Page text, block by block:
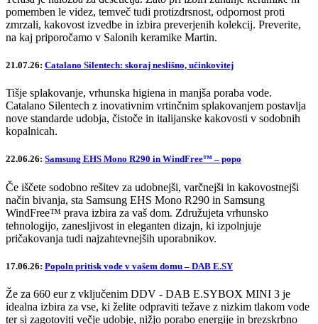
pomemben le videz, temveč tudi protizdrsnost, odpornost proti
zmrzali, kakovost izvedbe in izbira preverjenih kolekcij. Preverite,
na kaj priporočamo v Salonih keramike Martin.
21.07.26: Catalano Silentech: skoraj neslišno, učinkovitej
Tišje splakovanje, vrhunska higiena in manjša poraba vode.
Catalano Silentech z inovativnim vrtinčnim splakovanjem postavlja
nove standarde udobja, čistoče in italijanske kakovosti v sodobnih
kopalnicah.
22.06.26: Samsung EHS Mono R290 in WindFree™ – popo
Če iščete sodobno rešitev za udobnejši, varčnejši in kakovostnejši
način bivanja, sta Samsung EHS Mono R290 in Samsung
WindFree™ prava izbira za vaš dom. Združujeta vrhunsko
tehnologijo, zanesljivost in eleganten dizajn, ki izpolnjuje
pričakovanja tudi najzahtevnejših uporabnikov.
17.06.26: Popoln pritisk vode v vašem domu – DAB E.SY
Že za 660 eur z vključenim DDV - DAB E.SYBOX MINI 3 je
idealna izbira za vse, ki želite odpraviti težave z nizkim tlakom vode
ter si zagotoviti večje udobje, nižjo porabo energije in brezskrbno